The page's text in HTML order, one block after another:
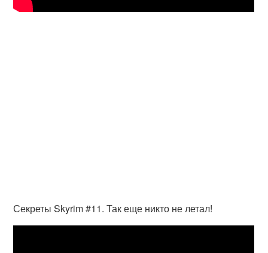
Секреты Skyrim #11. Так еще никто не летал!